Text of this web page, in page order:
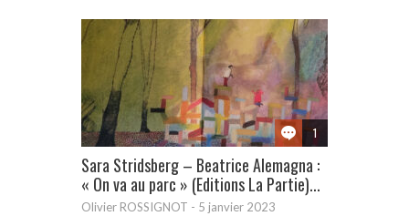
1
Sara Stridsberg – Beatrice Alemagna :
« On va au parc » (Editions La Partie)...
Olivier ROSSIGNOT - 5 janvier 2023